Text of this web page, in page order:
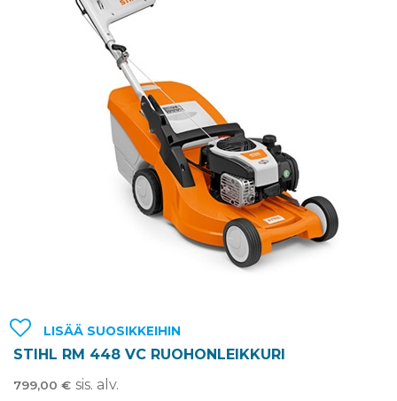
LISÄÄ SUOSIKKEIHIN
STIHL RM 448 VC RUOHONLEIKKURI
799,00 € sis. alv.